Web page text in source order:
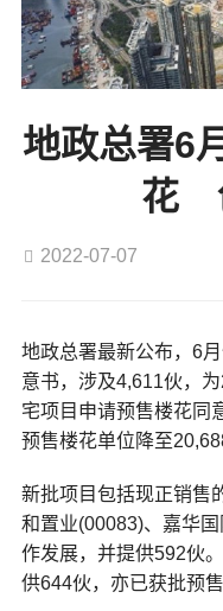
地政总署6
花
2022-07-07
地政总署最新公布，6
意书，涉及4,611伙，
宅项目申请预售楼花同
预售楼花单位降至
新批项目包括现正销售
和置业(00083)、嘉华
作发展，并提供592伙
供644伙，亦已获批预售